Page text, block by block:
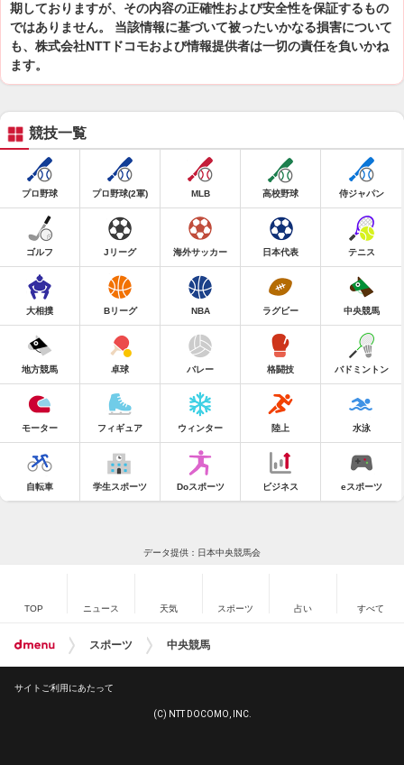
期しておりますが、その内容の正確性および安全性を保証するもの
ではありません。 当該情報に基づいて被ったいかなる損害について
も、株式会社NTTドコモおよび情報提供者は一切の責任を負いかね
ます。
競技一覧
プロ野球 プロ野球(2軍) MLB 高校野球 侍ジャパン
ゴルフ Jリーグ 海外サッカー 日本代表 テニス
大相撲 Bリーグ NBA ラグビー 中央競馬
地方競馬 卓球 バレー 格闘技 バドミントン
モーター フィギュア ウィンター 陸上 水泳
自転車 学生スポーツ Doスポーツ ビジネス eスポーツ
データ提供：日本中央競馬会
TOP ニュース 天気 スポーツ 占い すべて
スポーツ 中央競馬
サイトご利用にあたって
(C) NTT DOCOMO, INC.